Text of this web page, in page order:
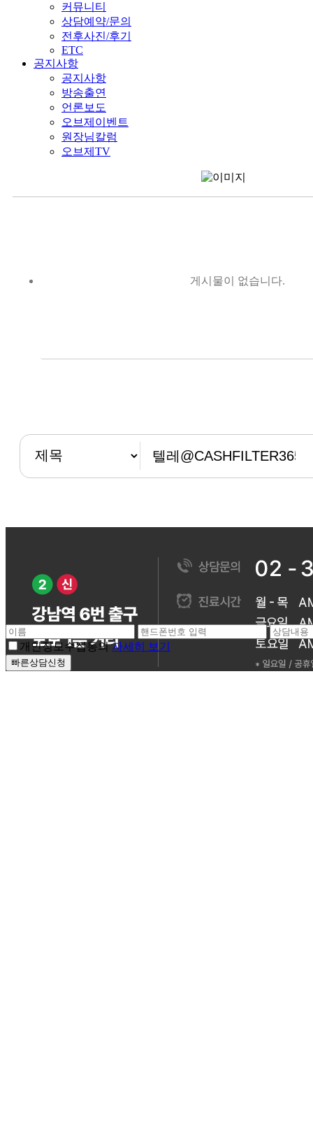
커뮤니티
상담예약/문의
전후사진/후기
ETC
공지사항
공지사항
방송출연
언론보도
오브제이벤트
원장님칼럼
오브제TV
게시물이 없습니다.
개인정보수집동의 자세히 보기
빠른상담신청